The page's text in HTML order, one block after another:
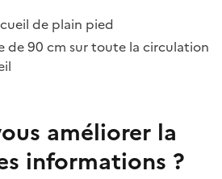
de plain pied
de 90 cm sur toute la circulation
améliorer la
informations ?